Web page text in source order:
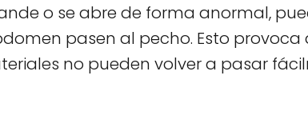
o se abre de forma anormal,
pasen al pecho. Esto
no pueden volver a pasar